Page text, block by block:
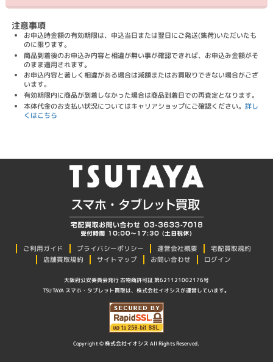
注意事項
お申込時金額の有効期限は、申込当日または翌日にご発送(集荷)いただいたも
のに限ります。
商品到着後のお申込み内容と相違が無い事が確認できれば、お申込み金額がそ
のまま適用されます。
お申込内容と著しく相違がある場合は減額またはお買取りできない場合がござ
います。
有効期限内に商品が到着しなかった場合は商品到着日での再査定となります。
本体代金のお支払い状況についてはキャリアショップにご確認ください。詳し
くはこちら
ご利用ガイド プライバシーポリシー 運営会社概要
宅配買取規約
店舗買取規約
サイトマップ お問い合わせ ログイン
大阪府公安委員会発行 古物商許可証 第621121002176号
TSUTAYA スマホ・タブレット買取は、株式会社イオシスが運営しています。
Copyright © 株式会社イオシス All Rights Reserved.